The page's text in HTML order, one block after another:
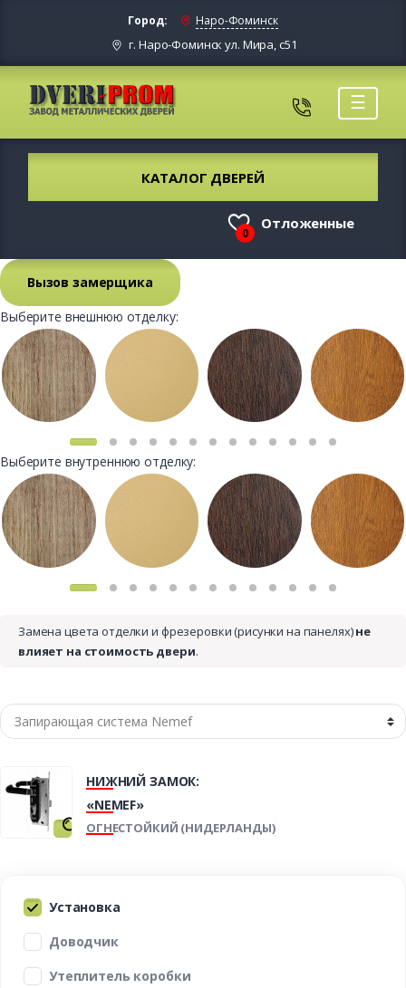
Город: Наро-Фоминск
г. Наро-Фоминск ул. Мира, с51
☰
КАТАЛОГ ДВЕРЕЙ
0
Отложенные
Вызов замерщика
Выберите внешнюю отделку:
Выберите внутреннюю отделку:
Замена цвета отделки и фрезеровки (рисунки на панелях)не
влияет на стоимость двери.
НИЖНИЙ ЗАМОК:
«NEMEF»
ОГНЕСТОЙКИЙ (НИДЕРЛАНДЫ)
Установка
Доводчик
Утеплитель коробки